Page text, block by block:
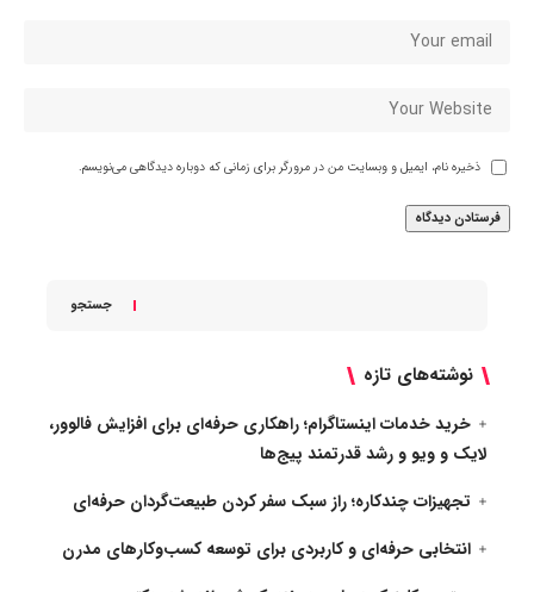
ذخیره نام، ایمیل و وبسایت من در مرورگر برای زمانی که دوباره دیدگاهی می‌نویسم.
جستجو
نوشته‌های تازه
خرید خدمات اینستاگرام؛ راهکاری حرفه‌ای برای افزایش فالوور،
لایک و ویو و رشد قدرتمند پیج‌ها
تجهیزات چندکاره؛ راز سبک سفر کردن طبیعت‌گردان حرفه‌ای
انتخابی حرفه‌ای و کاربردی برای توسعه کسب‌وکارهای مدرن